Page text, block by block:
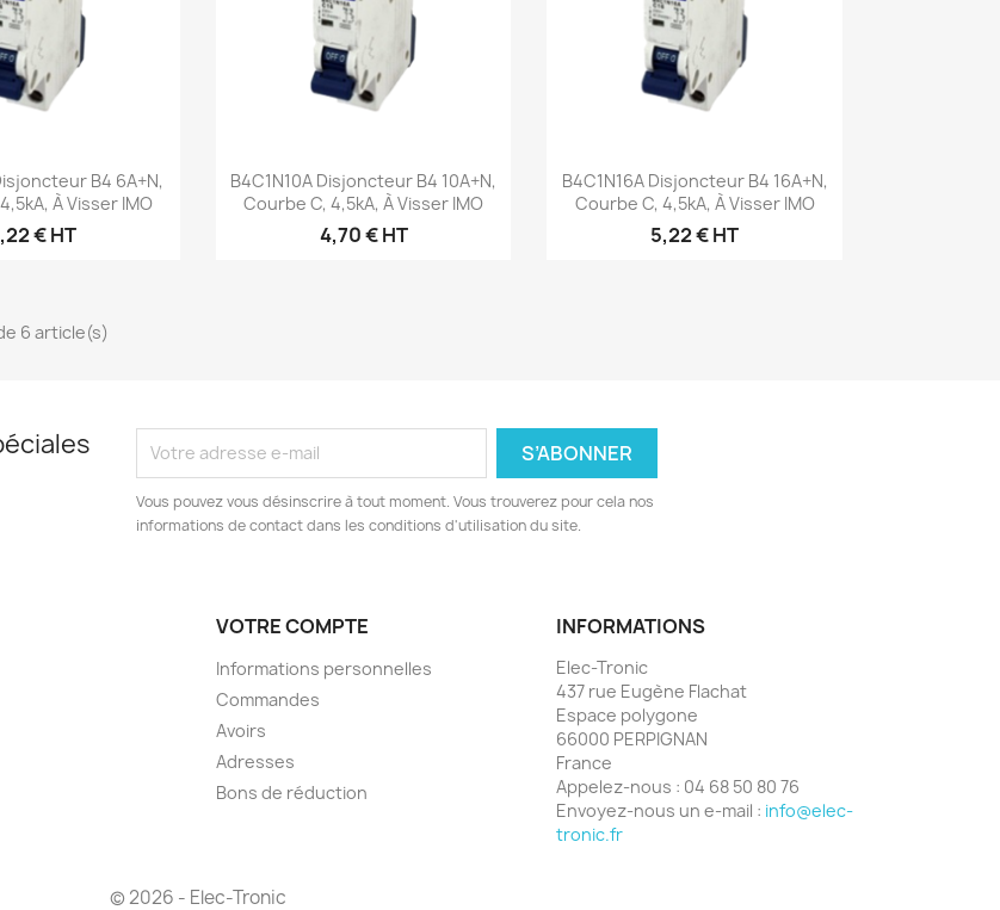
rapideB4 6A+N,
À Visser IMO
€ HT
 Aperçu rapide
B4C1N10A Disjoncteur B4 10A+N,
Courbe C, 4,5kA, À Visser IMO
4,70 € HT
Aperçu rapide
B4C1N16A Disjoncteur B4 16A+N,
Courbe C, 4,5kA, À Visser IMO
5,22 € HT
6 article(s)
Vous pouvez vous désinscrire à tout moment. Vous trouverez pour cela nos
informations de contact dans les conditions d'utilisation du site.
VOTRE COMPTE
Informations personnelles
Commandes
Avoirs
Adresses
Bons de réduction
INFORMATIONS
Elec-Tronic
437 rue Eugène Flachat
Espace polygone
66000 PERPIGNAN
France
Appelez-nous : 04 68 50 80 76
Envoyez-nous un e-mail : info@elec-
tronic.fr
© 2026 - Elec-Tronic